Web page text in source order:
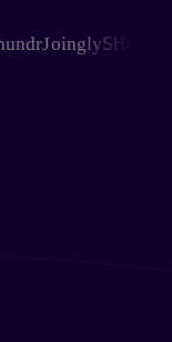
JoinglySHAGLE